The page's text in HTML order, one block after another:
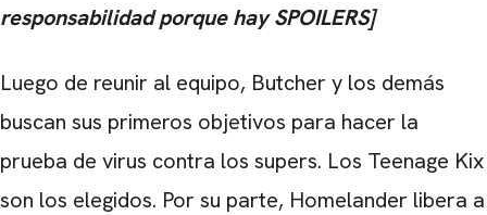
responsabilidad porque hay SPOILERS]
Luego de reunir al equipo, Butcher y los demás
buscan sus primeros objetivos para hacer la
prueba de virus contra los supers. Los Teenage Kix
son los elegidos. Por su parte, Homelander libera a